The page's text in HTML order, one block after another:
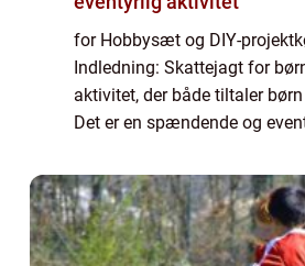
for Hobbysæt og DIY-
Indledning: Skattejagt for
aktivitet, der både tiltaler
Det er en spændende og
samarbejde og udfordre
Uanset om d...